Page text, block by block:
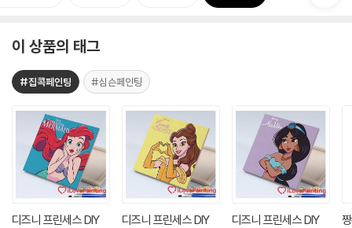
이 상품의 태그
#집콕페인팅 #심슨페인팅
디즈니 프린세스 DIY
디즈니 프린세스 DIY
디즈니 프린세스 DIY